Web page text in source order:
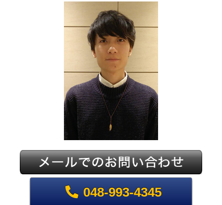
048-993-4345